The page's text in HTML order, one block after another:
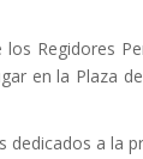
Regidores
en la Plaza
a la